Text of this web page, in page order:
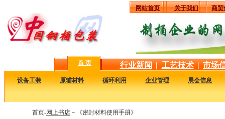
网站首页 关于我们 商贸
首 页 行业新闻 | 工艺技术 | 市场
·设备工装 ·原辅材料 ·循环利用 ·企业管理 ·展会信息
首页-网上书店 －《密封材料使用手册》